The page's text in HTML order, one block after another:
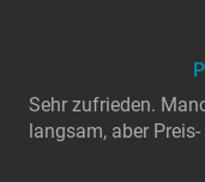
Sehr zufrieden.
langsam, aber